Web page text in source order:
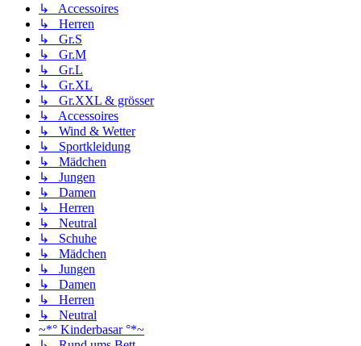
↳ Accessoires
↳ Herren
↳ Gr.S
↳ Gr.M
↳ Gr.L
↳ Gr.XL
↳ Gr.XXL & grösser
↳ Accessoires
↳ Wind & Wetter
↳ Sportkleidung
↳ Mädchen
↳ Jungen
↳ Damen
↳ Herren
↳ Neutral
↳ Schuhe
↳ Mädchen
↳ Jungen
↳ Damen
↳ Herren
↳ Neutral
~*° Kinderbasar °*~